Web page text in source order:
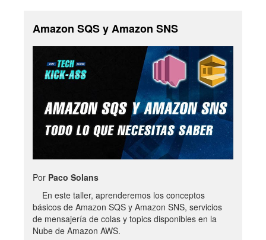
Amazon SQS y Amazon SNS
Por Paco Solans
En este taller, aprenderemos los conceptos
básicos de Amazon SQS y Amazon SNS, servicios
de mensajería de colas y topics disponibles en la
Nube de Amazon AWS.